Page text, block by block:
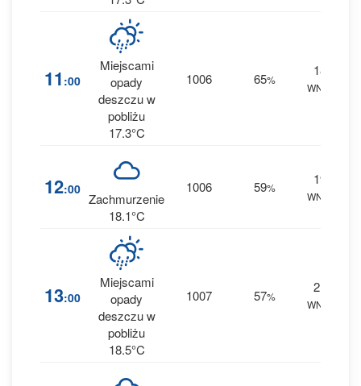
11 :00
Miejscami
opady
deszczu w
pobliżu
17.3°C
1006 65%
18
WNW
12:00
Zachmurzenie
18.1°C
1006 59%
19
WNW
13:00
Miejscami
opady
deszczu w
pobliżu
18.5°C
1007 57%
21
WNW